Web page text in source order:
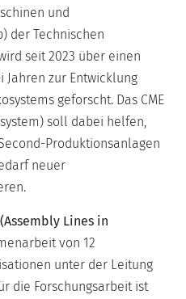
und
der Technischen
seit 2023 über einen
Jahren zur Entwicklung
geforscht. Das CME
soll dabei helfen,
Produktionsanlagen
neuer
(Assembly Lines in
von 12
unter der Leitung
die Forschungsarbeit ist